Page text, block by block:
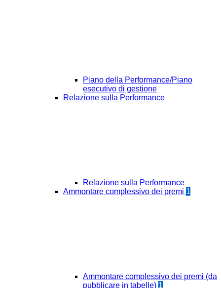
Piano della Performance/Piano
esecutivo di gestione
Relazione sulla Performance
Relazione sulla Performance
Ammontare complessivo dei premi 1
Ammontare complessivo dei premi (da
pubblicare in tabelle) 1